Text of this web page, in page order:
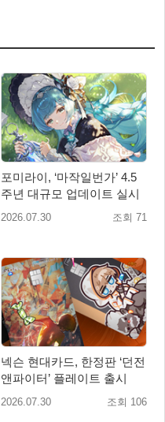
포미라이, ‘마작일번가’ 4.5
주년 대규모 업데이트 실시
2026.07.30 조회 71
넥슨 현대카드, 한정판 ‘던전
앤파이터’ 플레이트 출시
2026.07.30 조회 106